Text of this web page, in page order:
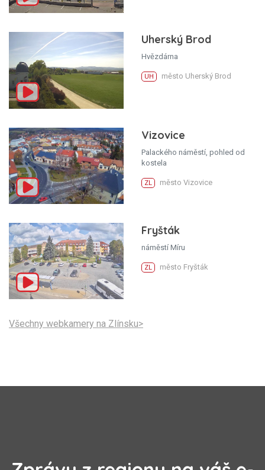
Uherský Brod
Hvězdárna
UH město Uherský Brod
Vizovice
Palackého náměstí, pohled od
kostela
ZL město Vizovice
Fryšták
náměstí Míru
ZL město Fryšták
Všechny webkamery na Zlínsku>